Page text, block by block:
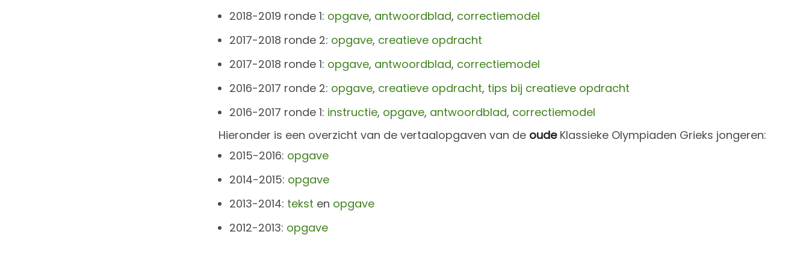
2018-2019 ronde 1: opgave, antwoordblad, correctiemodel
2017-2018 ronde 2: opgave, creatieve opdracht
2017-2018 ronde 1: opgave, antwoordblad, correctiemodel
2016-2017 ronde 2: opgave, creatieve opdracht, tips bij creatieve opdracht
2016-2017 ronde 1: instructie, opgave, antwoordblad, correctiemodel
Hieronder is een overzicht van de vertaalopgaven van de oudeKlassieke Olympiaden Grieks jongeren:
2015-2016: opgave
2014-2015: opgave
2013-2014: tekst en opgave
2012-2013: opgave